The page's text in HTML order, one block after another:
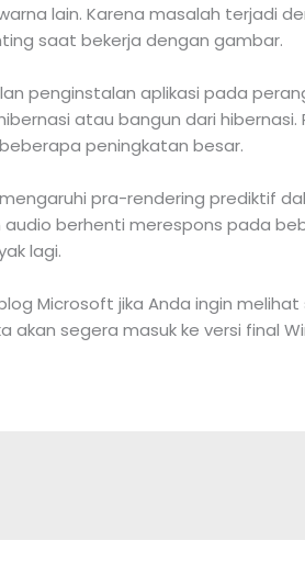
lain. Karena masalah terjadi
saat bekerja dengan gambar.
penginstalan aplikasi pada
atau bangun dari hibernasi.
peningkatan besar.
pra-rendering prediktif
berhenti merespons pada
lagi.
Microsoft jika Anda ingin melihat
akan segera masuk ke versi final